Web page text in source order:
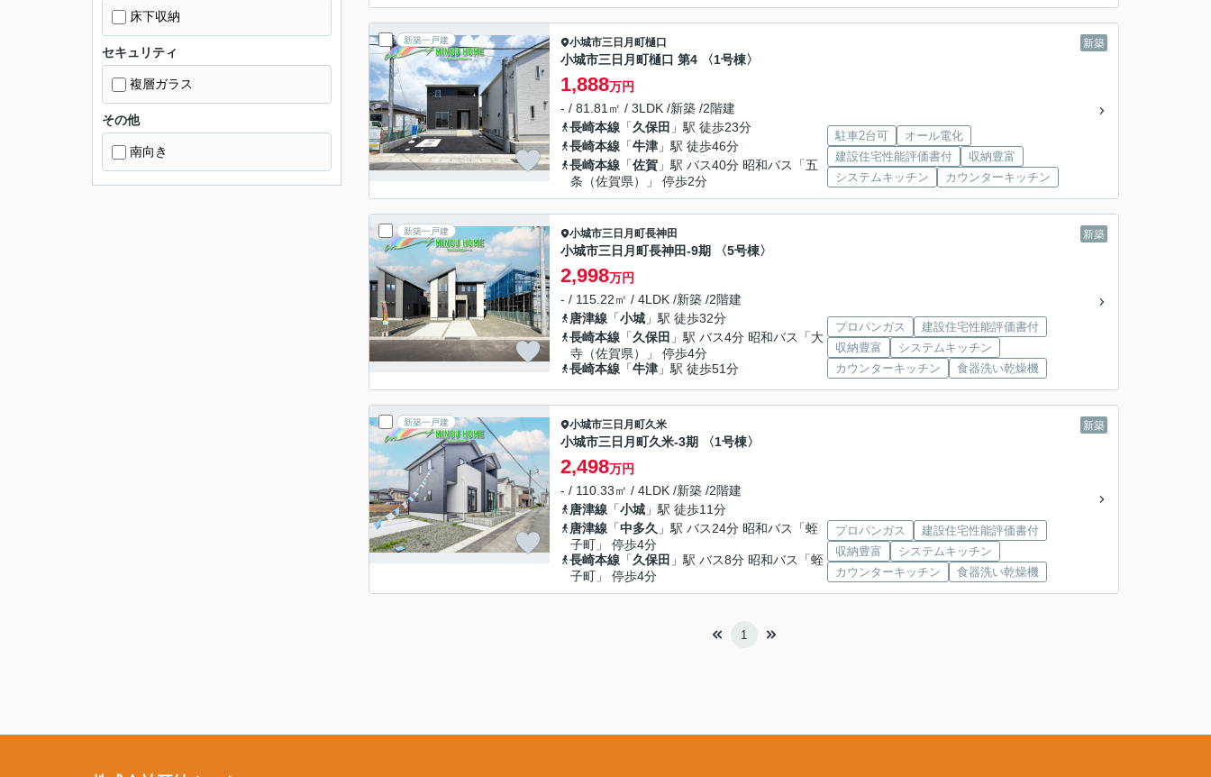
新築一戸建 新築
小城市三日月町樋口
小城市三日月町樋口 第4 〈1号棟〉
1,888万円
- / 81.81㎡ / 3LDK /新築 /2階建
長崎本線 「久保田 」駅 徒歩23分
長崎本線 「牛津 」駅 徒歩46分
長崎本線 「佐賀 」駅 バス40分 昭和バス「五
条（佐賀県）」 停歩2分
駐車2台可
オール電化
建設住宅性能評価書付
収納豊富
システムキッチン
カウンターキッチン
新築一戸建 新築
小城市三日月町長神田
小城市三日月町長神田-9期 〈5号棟〉
2,998万円
- / 115.22㎡ / 4LDK /新築 /2階建
唐津線 「小城 」駅 徒歩32分
長崎本線 「久保田 」駅 バス4分 昭和バス「大
寺（佐賀県）」 停歩4分
長崎本線 「牛津 」駅 徒歩51分
プロパンガス
建設住宅性能評価書付
収納豊富
システムキッチン
カウンターキッチン
食器洗い乾燥機
新築一戸建 新築
小城市三日月町久米
小城市三日月町久米-3期 〈1号棟〉
2,498万円
- / 110.33㎡ / 4LDK /新築 /2階建
唐津線 「小城 」駅 徒歩11分
唐津線 「中多久 」駅 バス24分 昭和バス「蛭
子町」 停歩4分
長崎本線 「久保田 」駅 バス8分 昭和バス「蛭
子町」 停歩4分
プロパンガス
建設住宅性能評価書付
収納豊富
システムキッチン
カウンターキッチン
食器洗い乾燥機
1
床下収納
セキュリティ
複層ガラス
その他
南向き